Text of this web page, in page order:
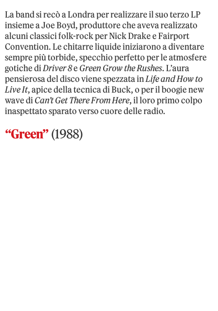
La band si recò a Londra per realizzare il suo terzo LP
insieme a Joe Boyd, produttore che aveva realizzato
alcuni classici folk-rock per Nick Drake e Fairport
Convention. Le chitarre liquide iniziarono a diventare
sempre più torbide, specchio perfetto per le atmosfere
gotiche diDriver 8e Green Grow the Rushes. L’aura
pensierosa del disco viene spezzata inLife and How to
Live It, apice della tecnica di Buck, o per il boogie new
wave diCan’t Get There From Here, il loro primo colpo
inaspettato sparato verso cuore delle radio.
“Green”(1988)